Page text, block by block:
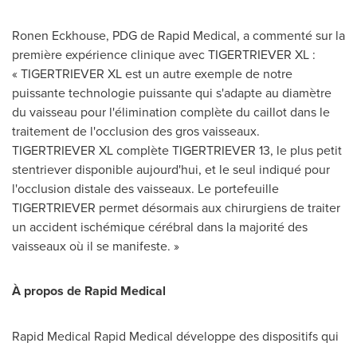
Ronen Eckhouse, PDG de Rapid Medical, a commenté sur la
première expérience clinique avec TIGERTRIEVER XL :
« TIGERTRIEVER XL est un autre exemple de notre
puissante technologie puissante qui s'adapte au diamètre
du vaisseau pour l'élimination complète du caillot dans le
traitement de l'occlusion des gros vaisseaux.
TIGERTRIEVER XL complète TIGERTRIEVER 13, le plus petit
stentriever disponible aujourd'hui, et le seul indiqué pour
l'occlusion distale des vaisseaux. Le portefeuille
TIGERTRIEVER permet désormais aux chirurgiens de traiter
un accident ischémique cérébral dans la majorité des
vaisseaux où il se manifeste. »
À propos de Rapid Medical
Rapid Medical Rapid Medical développe des dispositifs qui